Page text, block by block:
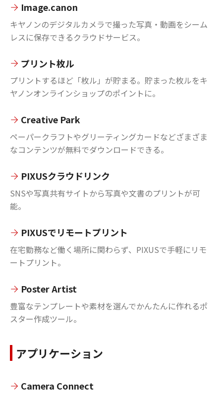
Image.canon
キヤノンのデジタルカメラで撮った写真・動画をシーム
レスに保存できるクラウドサービス。
プリント枚ル
プリントするほど「枚ル」が貯まる。貯まった枚ルをキ
ヤノンオンラインショップのポイントに。
Creative Park
ペーパークラフトやグリーティングカードなどざまざま
なコンテンツが無料でダウンロードできる。
PIXUSクラウドリンク
SNSや写真共有サイトから写真や文書のプリントが可
能。
PIXUSでリモートプリント
在宅勤務など働く場所に関わらず、PIXUSで手軽にリモ
ートプリント。
Poster Artist
豊富なテンプレートや素材を選んでかんたんに作れるポ
スター作成ツール。
アプリケーション
Camera Connect